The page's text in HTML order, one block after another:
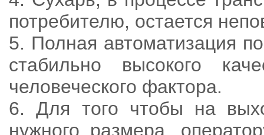
потребителю, остается
5. Полная автоматизация
стабильно высокого
человеческого фактора.
6. Для того чтобы на
нужного размера,